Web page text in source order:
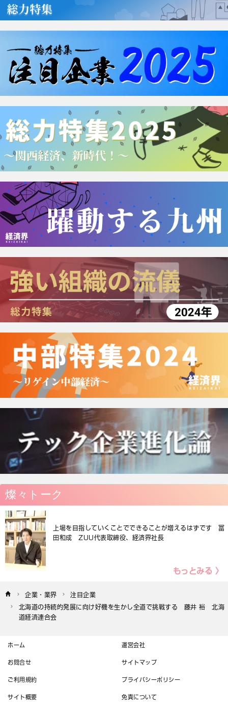
燦々トーク
上場を目指していくことでできることが増えるはずです 冨
田和成 ZUU代表取締役、経済界社長
もっとみる 〉
企業・業界
注目企業
北海道の持続的発展に向け好機を生かし全道で挑戦する　藤井 裕　北海
道経済連合会
ホーム 運営会社
お問合せ サイトマップ
ご利用規約 プライバシーポリシー
サイト概要 免責について